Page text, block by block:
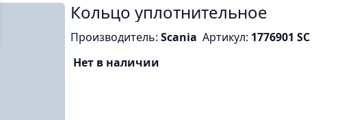
Кольцо уплотнительное
Производитель:Scania Артикул: 1776901 SC
Нет в наличии